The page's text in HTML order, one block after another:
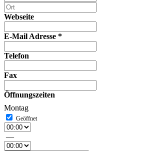
Webseite
E-Mail Adresse *
Telefon
Fax
Öffnungszeiten
Montag
—